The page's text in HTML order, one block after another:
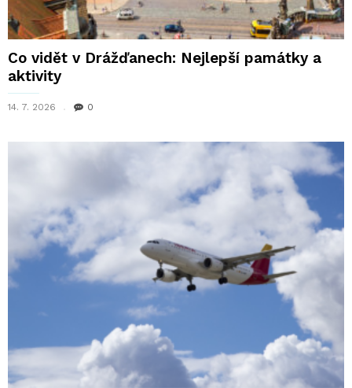
Co vidět v Drážďanech: Nejlepší památky a
aktivity
14. 7. 2026 0